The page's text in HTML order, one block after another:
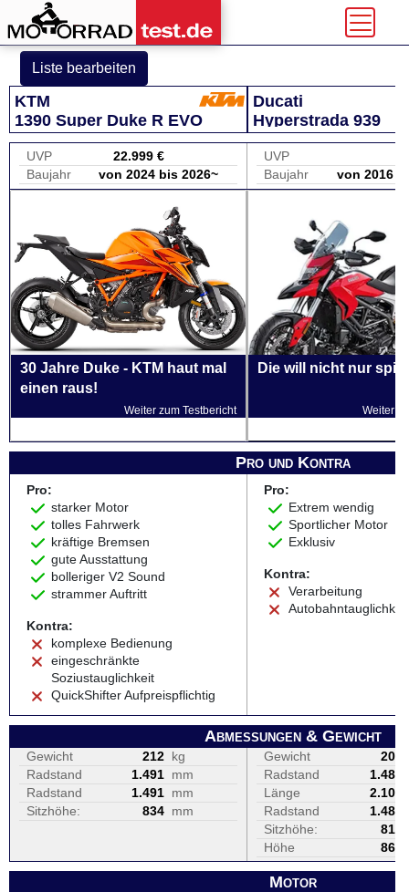
Liste bearbeiten
KTM
1390 Super Duke R EVO
Ducati
Hyperstrada 939
UVP
22.999 €
Baujahr
von 2024 bis 2026~
UVP
Baujahr
von 2016
30 Jahre Duke - KTM haut mal
einen raus!
Weiter zum Testbericht
Die will nicht nur
Weiter
Pro und Kontra
Pro:
starker Motor
tolles Fahrwerk
kräftige Bremsen
gute Ausstattung
bolleriger V2 Sound
strammer Auftritt
Kontra:
komplexe Bedienung
eingeschränkte
Soziustauglichkeit
QuickShifter Aufpreispflichtig
Pro:
Extrem wendig
Sportlicher Motor
Exklusiv
Kontra:
Verarbeitung
Autobahntauglichkeit
Abmessungen & Gewicht
Gewicht 212 kg
Radstand
1.491 mm
Radstand
1.491 mm
Sitzhöhe:
834 mm
Gewicht
201
Radstand
1.485
Länge
2.100
Radstand
1.485
Sitzhöhe:
810
Höhe
860
Motor